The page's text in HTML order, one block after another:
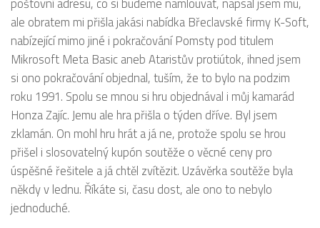
ale obratem mi přišla jakási nabídka Břeclavské firmy K-Soft,
nabízející mimo jiné i pokračování Pomsty pod titulem
Mikrosoft Meta Basic aneb Ataristův protiútok, ihned jsem
si ono pokračování objednal, tuším, že to bylo na podzim
roku 1991. Spolu se mnou si hru objednával i můj kamarád
Honza Zajíc. Jemu ale hra přišla o týden dříve. Byl jsem
zklamán. On mohl hru hrát a já ne, protože spolu se hrou
přišel i slosovatelný kupón soutěže o věcné ceny pro
úspěšné řešitele a já chtěl zvítězit. Uzávěrka soutěže byla
někdy v lednu. Říkáte si, času dost, ale ono to nebylo
jednoduché.